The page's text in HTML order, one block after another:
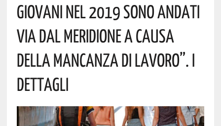
Giovani Nel 2019 Sono Andati
Via Dal Meridione A Causa
Della Mancanza Di Lavoro”. I
Dettagli